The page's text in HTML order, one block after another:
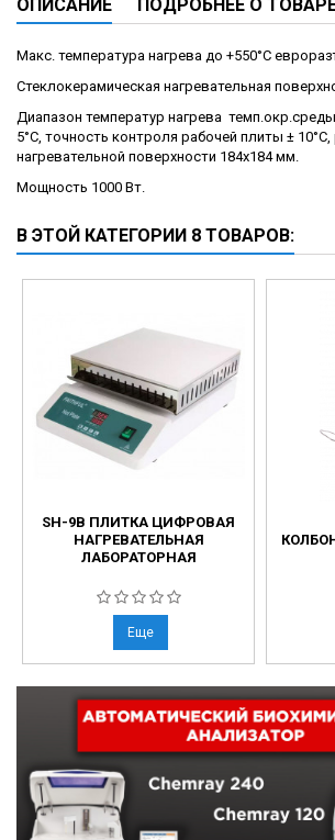
ОПИСАНИЕ ПОДРОБНЕЕ О
Макс. температура нагрева до +550°С
Стеклокерамическая нагревательная
Диапазон температур нагрева
5°С, точность контроля рабочей плиты ±
нагревательной поверхности 184x184 мм.
Мощность 1000 Вт.
В ЭТОЙ КАТЕГОРИИ 8 ТОВАРОВ:
SH-9B ПЛИТКА ЦИФРОВАЯ
НАГРЕВАТЕЛЬНАЯ
ЛАБОРАТОРНАЯ
Еще